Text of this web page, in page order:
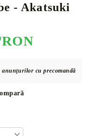
- Akatsuki
RON
anunțurilor cu precomandă